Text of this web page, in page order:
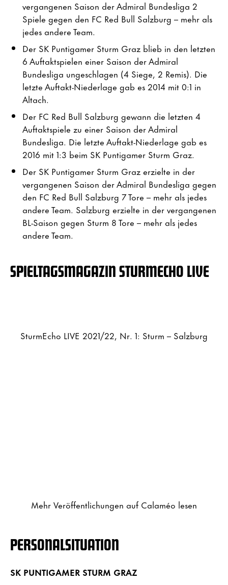
vergangenen Saison der Admiral Bundesliga 2
Spiele gegen den FC Red Bull Salzburg – mehr als
jedes andere Team.
Der SK Puntigamer Sturm Graz blieb in den letzten
6 Auftaktspielen einer Saison der Admiral
Bundesliga ungeschlagen (4 Siege, 2 Remis). Die
letzte Auftakt-Niederlage gab es 2014 mit 0:1 in
Altach.
Der FC Red Bull Salzburg gewann die letzten 4
Auftaktspiele zu einer Saison der Admiral
Bundesliga. Die letzte Auftakt-Niederlage gab es
2016 mit 1:3 beim SK Puntigamer Sturm Graz.
Der SK Puntigamer Sturm Graz erzielte in der
vergangenen Saison der Admiral Bundesliga gegen
den FC Red Bull Salzburg 7 Tore – mehr als jedes
andere Team. Salzburg erzielte in der vergangenen
BL-Saison gegen Sturm 8 Tore – mehr als jedes
andere Team.
SPIELTAGSMAGAZIN STURMECHO LIVE
SturmEcho LIVE 2021/22, Nr. 1: Sturm – Salzburg
Mehr Veröffentlichungen auf Calaméo lesen
PERSONALSITUATION
SK PUNTIGAMER STURM GRAZ